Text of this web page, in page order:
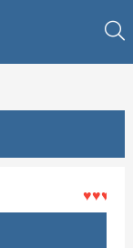
♥♥♥着メ